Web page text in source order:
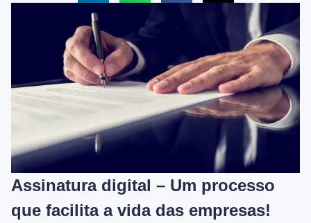
Assinatura digital – Um processo
que facilita a vida das empresas!